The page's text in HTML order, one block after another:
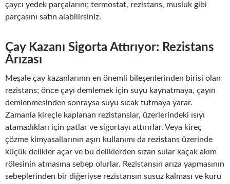
çaycı yedek parçalarını; termostat, rezistans, musluk gibi
parçasını satın alabilirsiniz.
Çay Kazanı Sigorta Attırıyor: Rezistans
Arızası
Meşale çay kazanlarının en önemli bileşenlerinden birisi olan
rezistans; önce çayı demlemek için suyu kaynatmaya, çayın
demlenmesinden sonraysa suyu sıcak tutmaya yarar.
Zamanla kireçle kaplanan rezistanslar, üzerlerindeki ısıyı
atamadıkları için patlar ve sigortayı attırırlar. Veya kireç
çözme kimyasallarının aşırı kullanımı da rezistans üzerinde
küçük delikler açar ve bu deliklerden sızan sular kaçak akım
rölesinin atmasına sebep olurlar. Rezistansın arıza yapmasının
sebeplerinden bir diğeriyse rezistansın susuz kalması ve kuru